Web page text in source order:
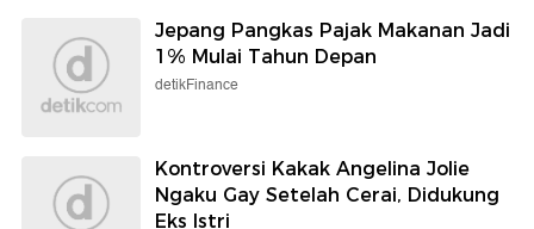
Jepang Pangkas Pajak Makanan Jadi
1% Mulai Tahun Depan
detikFinance
Kontroversi Kakak Angelina Jolie
Ngaku Gay Setelah Cerai, Didukung
Eks Istri